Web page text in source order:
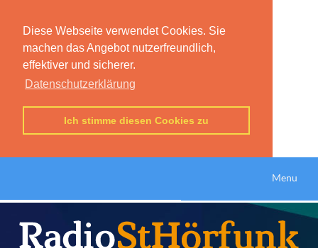
Diese Webseite verwendet Cookies. Sie
machen das Angebot nutzerfreundlich,
effektiver und sicherer.
Datenschutzerklärung
Ich stimme diesen Cookies zu
Menu